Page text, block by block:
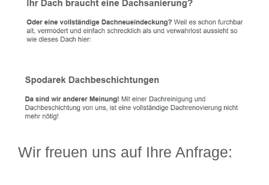
Wir freuen uns auf Ihre Anfrage: